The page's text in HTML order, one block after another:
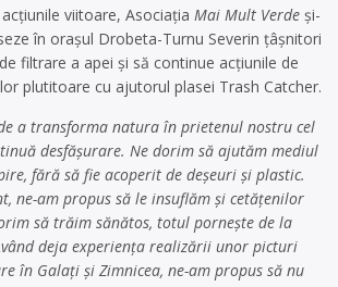
viitoare, Asociația Mai Mult Verde și-
în orașul Drobeta-Turnu Severin țâșnitori
filtrare a apei și să continue acțiunile de
plutitoare cu ajutorul plasei Trash Catcher.
a transforma natura în prietenul nostru cel
desfășurare. Ne dorim să ajutăm mediul
fără să fie acoperit de deșeuri și plastic.
ne-am propus să le insuflăm și cetățenilor
să trăim sănătos, totul pornește de la
deja experiența realizării unor picturi
în Galați și Zimnicea, ne-am propus să nu